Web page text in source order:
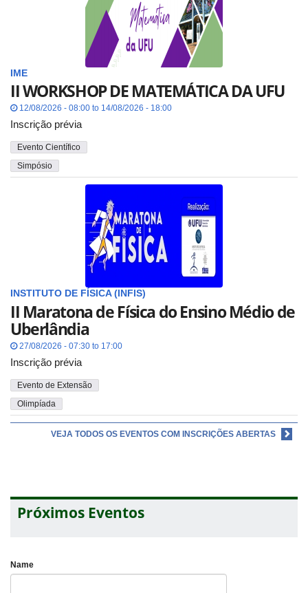
IME
II WORKSHOP DE MATEMÁTICA DA UFU
12/08/2026 - 08:00 to 14/08/2026 - 18:00
Inscrição prévia
Evento Científico
Simpósio
INSTITUTO DE FÍSICA (INFIS)
II Maratona de Física do Ensino Médio de
Uberlândia
27/08/2026 - 07:30 to 17:00
Inscrição prévia
Evento de Extensão
Olimpíada
VEJA TODOS OS EVENTOS COM INSCRIÇÕES ABERTAS
Próximos Eventos
Name